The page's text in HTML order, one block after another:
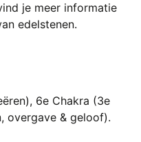
je meer informatie
edelstenen.
6e Chakra (3e
overgave & geloof).